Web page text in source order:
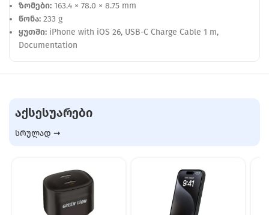
ზომები: 163.4 × 78.0 × 8.75 mm
წონა: 233 g
ყუთში: iPhone with iOS 26, USB‑C Charge Cable 1 m,
Documentation
ᲐᲥᲡᲔᲡᲣᲐᲠᲔᲑᲘ
სრულად ➞